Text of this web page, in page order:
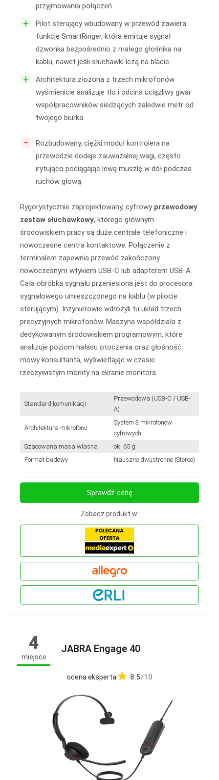
przyjmowania połączeń.
+
Pilot sterujący wbudowany w przewód zawiera
funkcję SmartRinger, która emituje sygnał
dzwonka bezpośrednio z małego głośnika na
kablu, nawet jeśli słuchawki leżą na blacie.
+
Architektura złożona z trzech mikrofonów
wyśmienicie analizuje tło i odcina uciążliwy gwar
współpracowników siedzących zaledwie metr od
twojego biurka.
-
Rozbudowany, ciężki moduł kontrolera na
przewodzie dodaje zauważalnej wagi, często
irytująco pociągając lewą muszlę w dół podczas
ruchów głową.
Rygorystycznie zaprojektowany, cyfrowy przewodowy
zestaw słuchawkowy, którego głównym
środowiskiem pracy są duże centrale telefoniczne i
nowoczesne centra kontaktowe. Połączenie z
terminalem zapewnia przewód zakończony
nowoczesnym wtykiem USB-C lub adapterem USB-A.
Cała obróbka sygnału przeniesiona jest do procesora
sygnałowego umieszczonego na kablu (w pilocie
sterującym). Inżynierowie wdrożyli tu układ trzech
precyzyjnych mikrofonów. Maszyna współdziała z
dedykowanym środowiskiem programowym, które
analizuje poziom hałasu otoczenia oraz głośność
mowy konsultanta, wyświetlając w czasie
rzeczywistym monity na ekranie monitora.
Standard komunikacji
Przewodowa (USB-C / USB-
A)
Architektura mikrofonu
System 3 mikrofonów
cyfrowych
Szacowana masa własna
ok. 65 g
Format budowy
Nauszne dwustronne (Stereo)
Sprawdź cenę
Zobacz produkt w:
4
miejsce
JABRA Engage 40
ocena eksperta 8.5/10